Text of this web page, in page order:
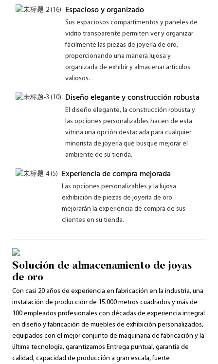
Espacioso y organizado
Sus espaciosos compartimentos y paneles de
vidrio transparente permiten ver y organizar
fácilmente las piezas de joyería de oro,
proporcionando una manera lujosa y
organizada de exhibir y almacenar artículos
valiosos.
Diseño elegante y construcción robusta
El diseño elegante, la construcción robusta y
las opciones personalizables hacen de esta
vitrina una opción destacada para cualquier
minorista de joyería que busque mejorar el
ambiente de su tienda.
Experiencia de compra mejorada
Las opciones personalizables y la lujosa
exhibición de piezas de joyería de oro
mejorarán la experiencia de compra de sus
clientes en su tienda.
Solución de almacenamiento de joyas
de oro
Con casi 20 años de experiencia en fabricación en la industria, una
instalación de producción de 15.000 metros cuadrados y más de
100 empleados profesionales con décadas de experiencia integral
en diseño y fabricación de muebles de exhibición personalizados,
equipados con el mejor conjunto de maquinaria de fabricación y la
última tecnología, garantizamos Entrega puntual, garantía de
calidad, capacidad de producción a gran escala, fuerte